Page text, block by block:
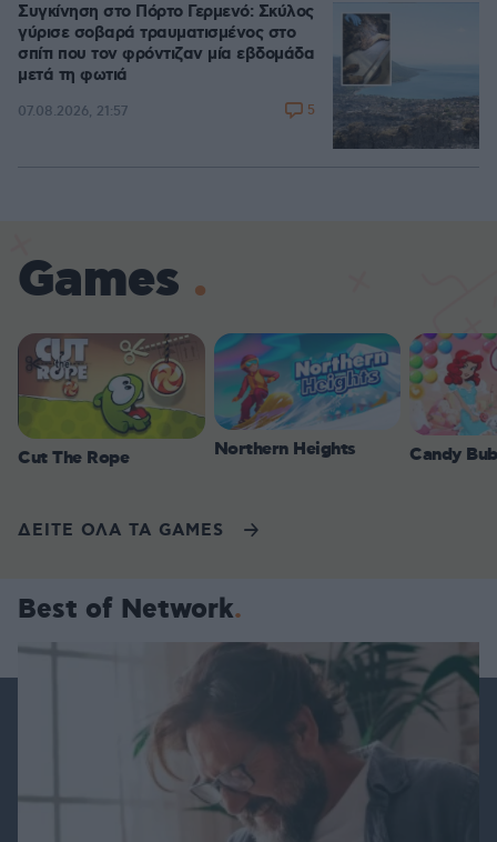
Συγκίνηση στο Πόρτο Γερμενό: Σκύλος
γύρισε σοβαρά τραυματισμένος στο
σπίτι που τον φρόντιζαν μία εβδομάδα
μετά τη φωτιά
07.08.2026, 21:57 5
Games
Cut The Rope Northern Heights Candy
ΔΕΙΤΕ ΟΛΑ ΤΑ GAMES
Best of Network